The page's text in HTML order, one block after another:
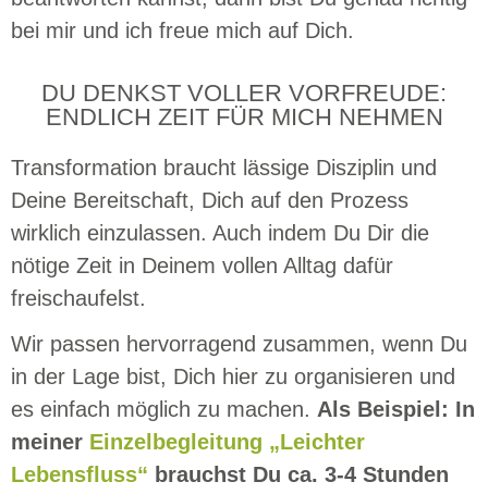
bei mir und ich freue mich auf Dich.
DU DENKST VOLLER VORFREUDE:
ENDLICH ZEIT FÜR MICH NEHMEN
Transformation braucht lässige Disziplin und
Deine Bereitschaft, Dich auf den Prozess
wirklich einzulassen. Auch indem Du Dir die
nötige Zeit in Deinem vollen Alltag dafür
freischaufelst.
Wir passen hervorragend zusammen, wenn Du
in der Lage bist, Dich hier zu organisieren und
es einfach möglich zu machen. Als Beispiel: In
meiner Einzelbegleitung „Leichter
Lebensfluss“ brauchst Du ca. 3-4 Stunden